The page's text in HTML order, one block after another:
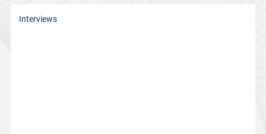
Interviews